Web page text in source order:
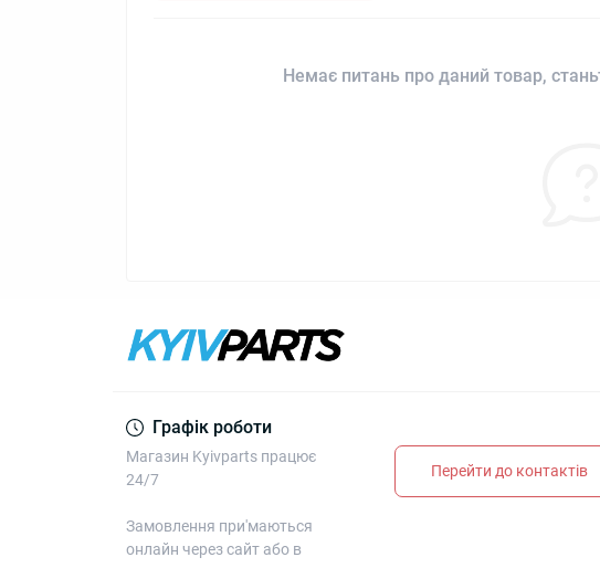
Немає питань про даний товар,
Графік роботи
Магазин Kyivparts працює
24/7
Замовлення при'маються
онлайн через сайт або в
Перейти до контактів